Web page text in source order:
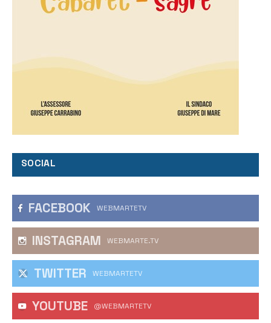
SOCIAL
FACEBOOK WEBMARTETV
INSTAGRAM WEBMARTE.TV
TWITTER WEBMARTETV
YOUTUBE @WEBMARTETV